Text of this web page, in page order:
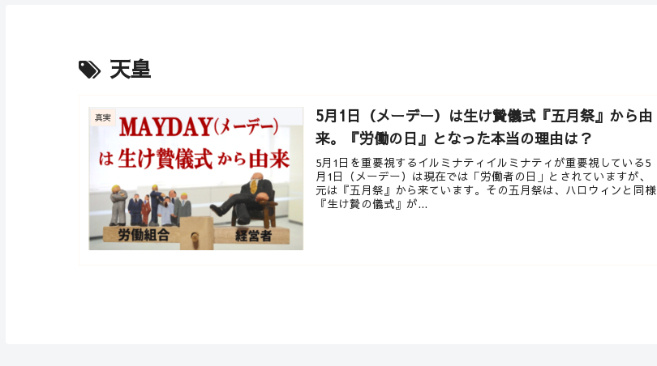
天皇
真実
5月1日（メーデー）は生け贄儀式『五月祭』から由
来。『労働の日』となった本当の理由は？
5月1日を重要視するイルミナティイルミナティが重要視している5
月1日（メーデー）は現在では「労働者の日」とされていますが、
元は『五月祭』から来ています。その五月祭は、ハロウィンと同様
『生け贄の儀式』が...